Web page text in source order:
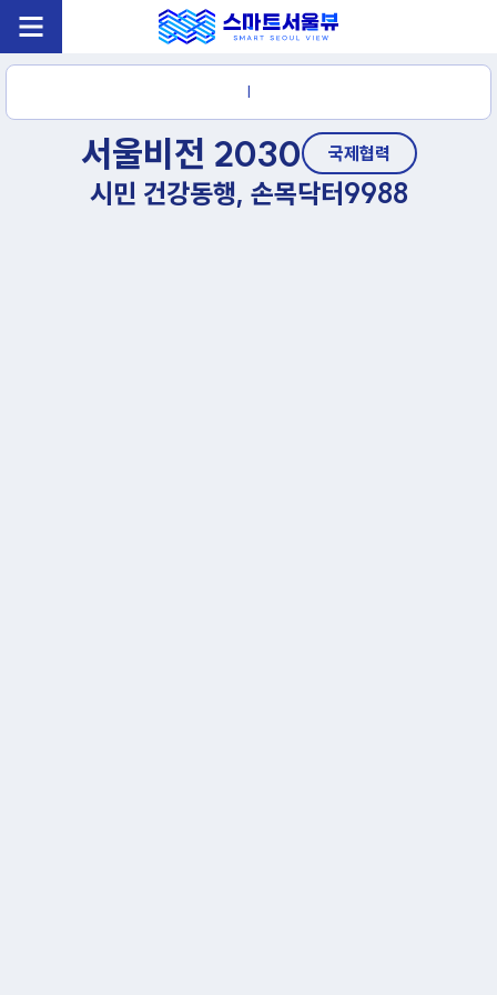
|
서울비전 2030 국제협력
시민 건강동행, 손목닥터9988